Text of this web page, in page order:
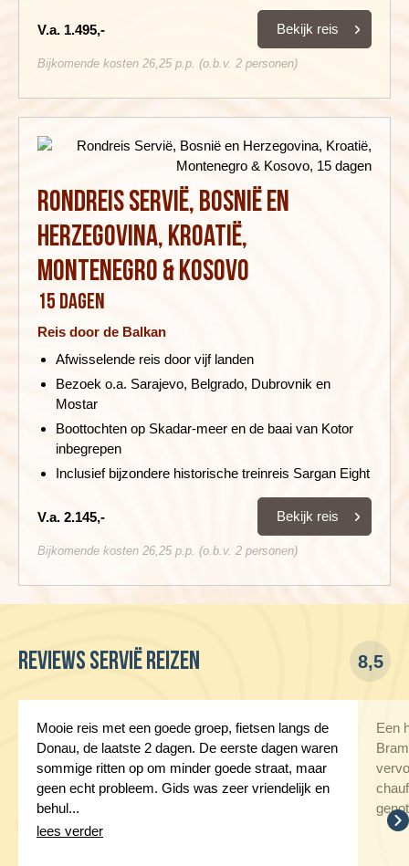
V.a. 1.495,- Bekijk reis
Bijkomende kosten 26,25 p.p. (o.b.v. 2 personen)
Rondreis Servië, Bosnië en
Herzegovina, Kroatië,
Montenegro & Kosovo
15 dagen
Reis door de Balkan
Afwisselende reis door vijf landen
Bezoek o.a. Sarajevo, Belgrado, Dubrovnik en
Mostar
Boottochten op Skadar-meer en de baai van Kotor
inbegrepen
Inclusief bijzondere historische treinreis Sargan Eight
V.a. 2.145,- Bekijk reis
Bijkomende kosten 26,25 p.p. (o.b.v. 2 personen)
Reviews Servië reizen 8,5
Mooie reis met een goede groep, fietsen langs de
Donau, de laatste 2 dagen. De eerste dagen waren
sommige ritten op om minder goede straat, maar
geen echt probleem. Gids was zeer vriendelijk en
behul...
lees verder
Een